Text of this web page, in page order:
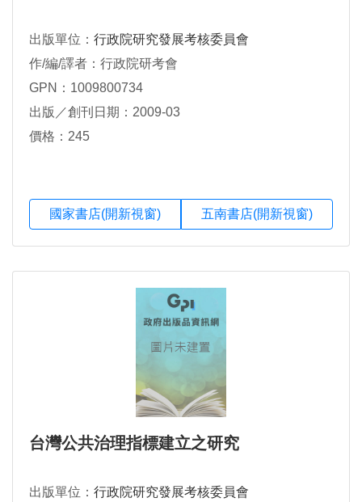
出版單位： 行政院研究發展考核委員會
作/編/譯者：行政院研考會
GPN：1009800734
出版／創刊日期：2009-03
價格：245
國家書店(開新視窗) 五南書店(開新視窗)
台灣公共治理指標建立之研究
出版單位： 行政院研究發展考核委員會